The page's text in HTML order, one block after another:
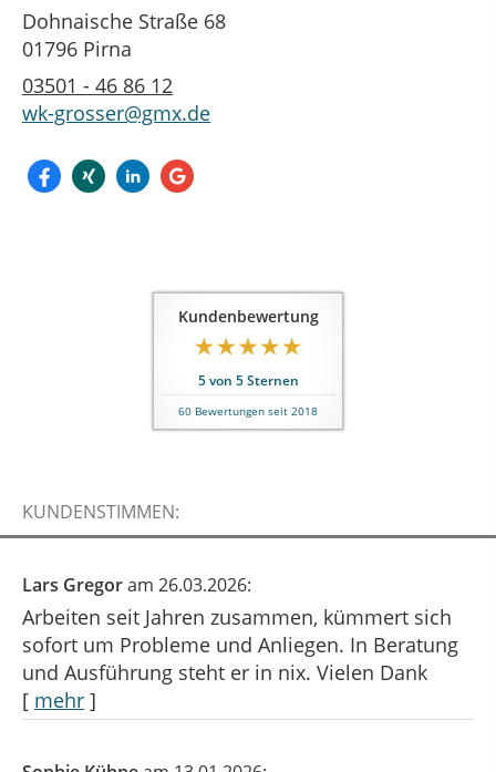
Dohnaische Straße 68
01796 Pirna
03501 - 46 86 12
wk-grosser@gmx.de
Kundenbewertung
5von 5Sternen
60 Bewertungen seit 2018
KUNDENSTIMMEN:
Lars Gregoram 26.03.2026:
Arbeiten seit Jahren zusammen, kümmert sich
sofort um Probleme und Anliegen. In Beratung
und Ausführung steht er in nix. Vielen Dank
[ mehr ]